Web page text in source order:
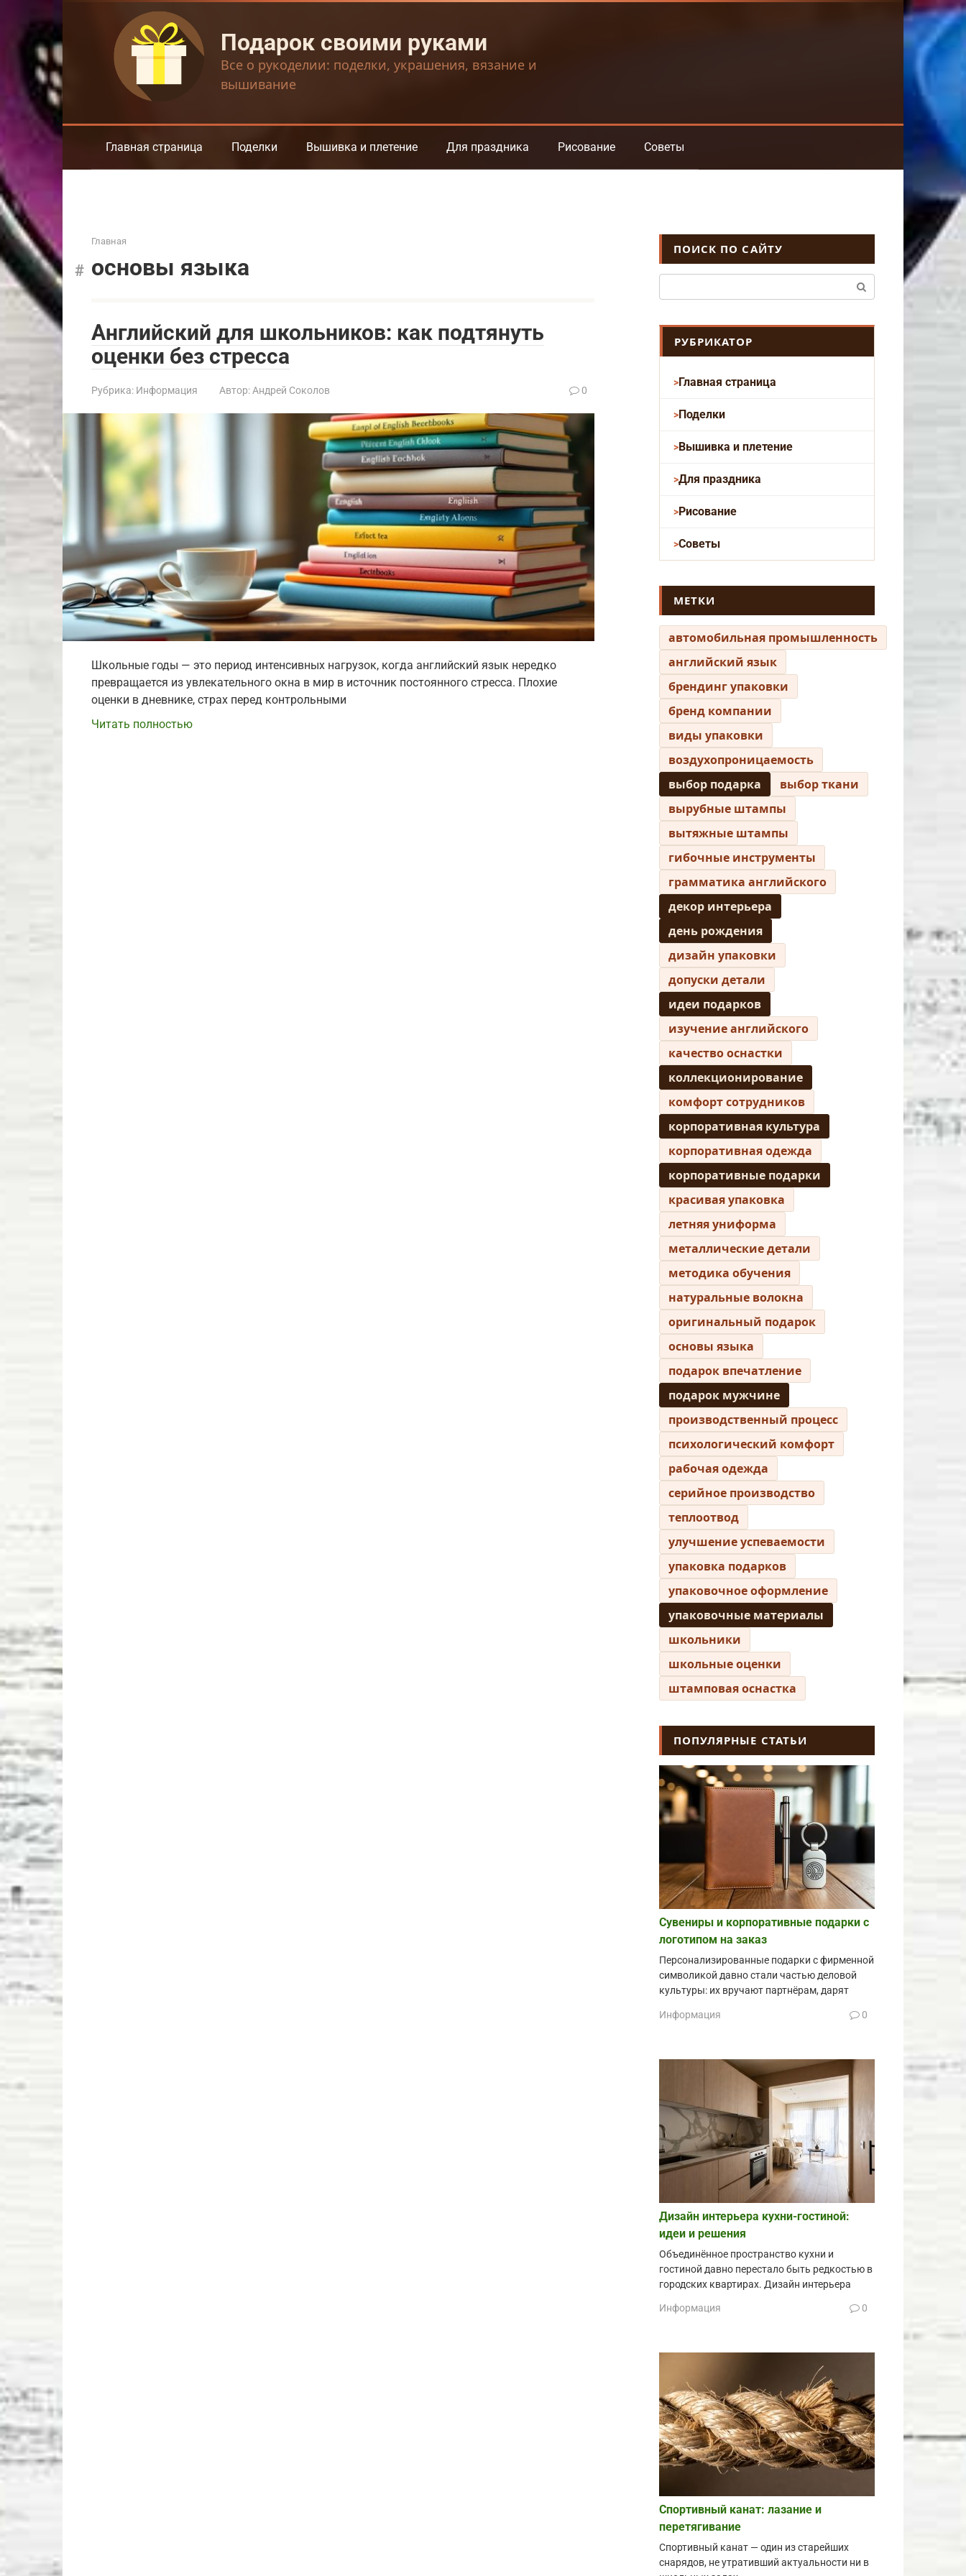
контенту
Подарок своими руками
Все о рукоделии: поделки, украшения, вязание и
вышивание
Главная страница Поделки Вышивка и плетение Для праздника Рисование Советы
Главная
основы языка
Английский для школьников: как подтянуть
оценки без стресса
Рубрика: Информация Автор: Андрей Соколов 0
Школьные годы — это период интенсивных нагрузок, когда английский язык нередко
превращается из увлекательного окна в мир в источник постоянного стресса. Плохие
оценки в дневнике, страх перед контрольными
Читать полностью
ПОИСК ПО САЙТУ
РУБРИКАТОР
Главная страница
Поделки
Вышивка и плетение
Для праздника
Рисование
Советы
МЕТКИ
автомобильная промышленность
английский язык
брендинг упаковки
бренд компании
виды упаковки
воздухопроницаемость
выбор подарка
выбор ткани
вырубные штампы
вытяжные штампы
гибочные инструменты
грамматика английского
декор интерьера
день рождения
дизайн упаковки
допуски детали
идеи подарков
изучение английского
качество оснастки
коллекционирование
комфорт сотрудников
корпоративная культура
корпоративная одежда
корпоративные подарки
красивая упаковка
летняя униформа
металлические детали
методика обучения
натуральные волокна
оригинальный подарок
основы языка
подарок впечатление
подарок мужчине
производственный процесс
психологический комфорт
рабочая одежда
серийное производство
теплоотвод
улучшение успеваемости
упаковка подарков
упаковочное оформление
упаковочные материалы
школьники
школьные оценки
штамповая оснастка
ПОПУЛЯРНЫЕ СТАТЬИ
Сувениры и корпоративные подарки с
логотипом на заказ
Персонализированные подарки с фирменной
символикой давно стали частью деловой
культуры: их вручают партнёрам, дарят
Информация 0
Дизайн интерьера кухни-гостиной:
идеи и решения
Объединённое пространство кухни и
гостиной давно перестало быть редкостью в
городских квартирах. Дизайн интерьера
Информация 0
Спортивный канат: лазание и
перетягивание
Спортивный канат — один из старейших
снарядов, не утративший актуальности ни в